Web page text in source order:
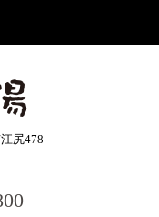
尻478